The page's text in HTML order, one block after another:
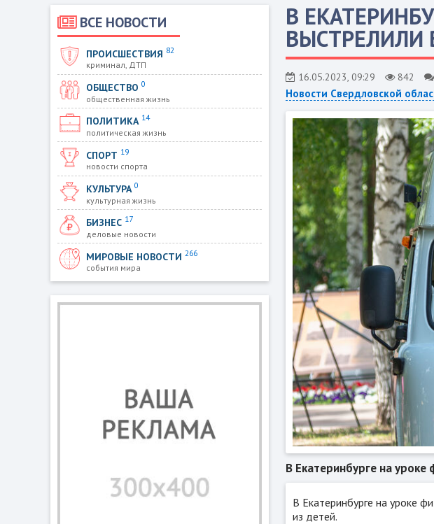
ВСЕ НОВОСТИ
ПРОИСШЕСТВИЯ 82
криминал, ДТП
ОБЩЕСТВО 0
общественная жизнь
ПОЛИТИКА 14
политическая жизнь
СПОРТ 19
новости спорта
КУЛЬТУРА 0
культурная жизнь
БИЗНЕС 17
деловые новости
МИРОВЫЕ НОВОСТИ 266
события мира
В
ВЫСТРЕЛИЛИ
16.05.2023, 09:29 842
Новости Свердловской
В Екатеринбурге на уроке
В Екатеринбурге на уроке
из детей.